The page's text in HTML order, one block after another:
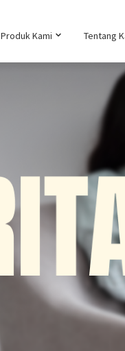
Produk Kami Tentang